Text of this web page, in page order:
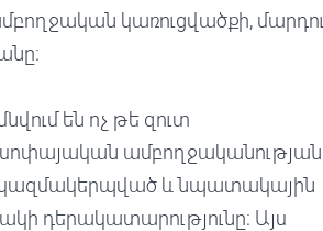
կառուցվածքի, մարդու
են ոչ թե զուտ
ամբողջականության
կազմակերպված և նպատակային
դերակատարությունը։ Այս